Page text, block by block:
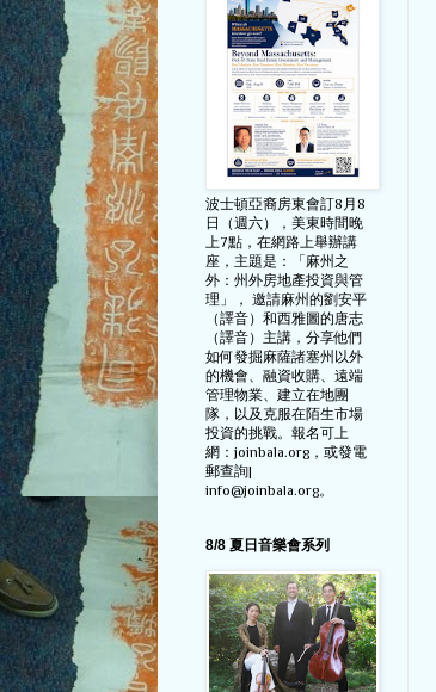
波士頓亞裔房東會訂8月8
日（週六），美東時間晚
上7點，在網路上舉辦講
座，主題是：「麻州之
外：州外房地產投資與管
理」， 邀請麻州的劉安平
（譯音）和西雅圖的唐志
（譯音）主講，分享他們
如何發掘麻薩諸塞州以外
的機會、融資收購、遠端
管理物業、建立在地團
隊，以及克服在陌生市場
投資的挑戰。報名可上
網：joinbala.org，或發電
郵查詢|
info@joinbala.org。
8/8 夏日音樂會系列